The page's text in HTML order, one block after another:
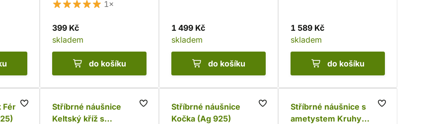
1×
399 Kč
skladem
do košíku
1 499 Kč
skladem
do košíku
1 589 Kč
skladem
do košíku
Stříbrné náušnice
Keltský kříž s
Stříbrné náušnice
Kočka (Ag 925)
Stříbrné náušnice s
ametystem Kruhy